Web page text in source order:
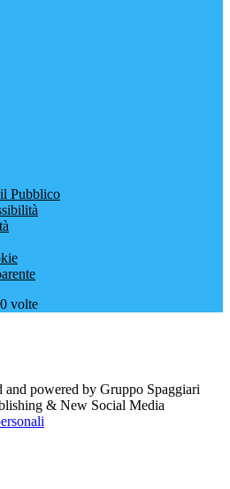
Pubblico
volte
powered by Gruppo Spaggiari
& New Social Media